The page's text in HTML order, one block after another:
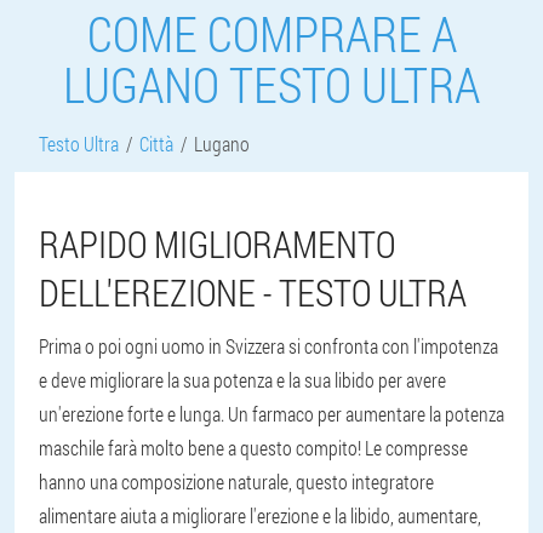
COME COMPRARE A
LUGANO TESTO ULTRA
Testo Ultra Città Lugano
RAPIDO MIGLIORAMENTO
DELL'EREZIONE - TESTO ULTRA
Prima o poi ogni uomo in Svizzera si confronta con l'impotenza
e deve migliorare la sua potenza e la sua libido per avere
un'erezione forte e lunga. Un farmaco per aumentare la potenza
maschile farà molto bene a questo compito! Le compresse
hanno una composizione naturale, questo integratore
alimentare aiuta a migliorare l'erezione e la libido, aumentare,